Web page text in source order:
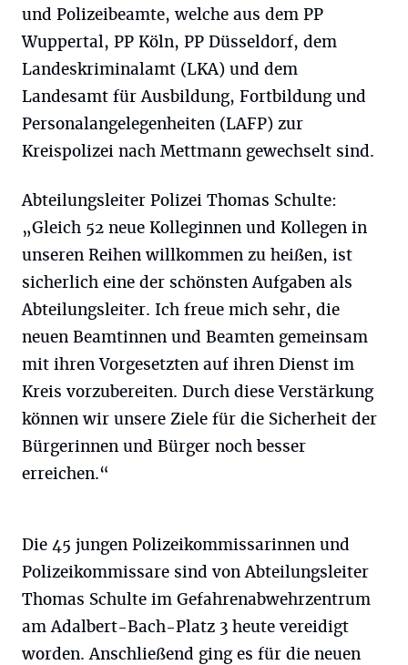
und Polizeibeamte, welche aus dem PP
Wuppertal, PP Köln, PP Düsseldorf, dem
Landeskriminalamt (LKA) und dem
Landesamt für Ausbildung, Fortbildung und
Personalangelegenheiten (LAFP) zur
Kreispolizei nach Mettmann gewechselt sind.
Abteilungsleiter Polizei Thomas Schulte:
„Gleich 52 neue Kolleginnen und Kollegen in
unseren Reihen willkommen zu heißen, ist
sicherlich eine der schönsten Aufgaben als
Abteilungsleiter. Ich freue mich sehr, die
neuen Beamtinnen und Beamten gemeinsam
mit ihren Vorgesetzten auf ihren Dienst im
Kreis vorzubereiten. Durch diese Verstärkung
können wir unsere Ziele für die Sicherheit der
Bürgerinnen und Bürger noch besser
erreichen.“
Die 45 jungen Polizeikommissarinnen und
Polizeikommissare sind von Abteilungsleiter
Thomas Schulte im Gefahrenabwehrzentrum
am Adalbert-Bach-Platz 3 heute vereidigt
worden. Anschließend ging es für die neuen